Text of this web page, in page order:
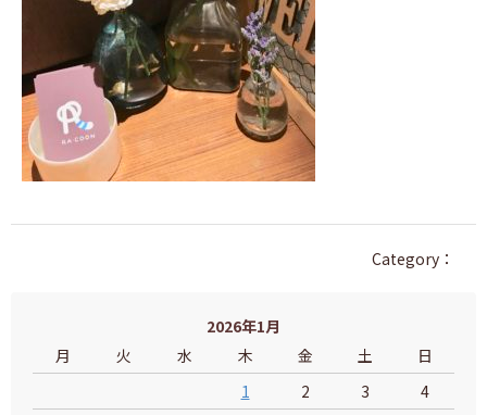
Category：
2026年1月
月
火 水 木 金 土
日
1
2 3
4